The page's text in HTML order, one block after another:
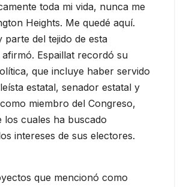
toda mi vida, nunca me
Heights. Me quedé aquí.
parte del tejido de esta
Espaillat recordó su
que incluye haber servido
estatal, senador estatal y
miembro del Congreso,
los cuales ha buscado
intereses de sus electores.
que mencionó como